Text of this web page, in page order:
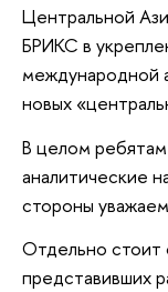
Центральной
БРИКС в
международной
новых
В целом
аналитические
стороны
Отдельно стоит
представивших